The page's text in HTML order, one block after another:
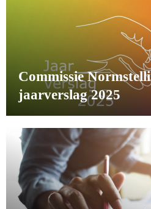
Commissie
jaarverslag 2025